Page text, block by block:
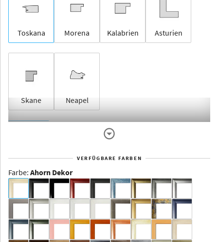
Toskana Morena Kalabrien Asturien
Skane Neapel
Dakota -
Rahmenloser
Aluminium
VERFÜGBARE FARBEN
Farbe: Ahorn Dekor